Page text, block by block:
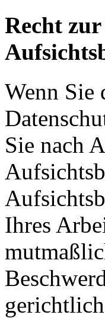
Recht
Wenn Sie
Sie nach
Ihres